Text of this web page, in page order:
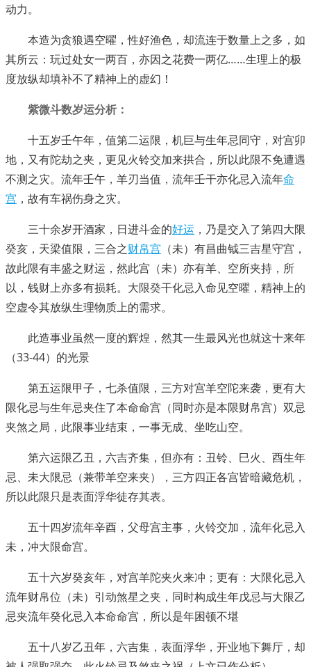
动力。
本造为贪狼遇空曜，性好渔色，却流连于数量上之多，如
其所云：玩过处女一两百，亦因之花费一两亿……生理上的极
度放纵却填补不了精神上的虚幻！
紫微斗数岁运分析：
十五岁壬午年，值第二运限，机巨与生年忌同守，对宫卯
地，又有陀劫之夹，更见火铃交加来拱合，所以此限不免遭遇
不测之灾。流年壬午，羊刃当值，流年壬干亦化忌入流年命
宫 ，故有车祸伤身之灾。
三十余岁开酒家，日进斗金的好运 ，乃是交入了第四大限
癸亥，天梁值限，三合之财帛宫 （未）有昌曲钺三吉星守宫，
故此限有丰盛之财运，然此宫（未）亦有羊、空所夹持，所
以，钱财上亦多有损耗。大限癸干化忌入命见空曜，精神上的
空虚令其放纵生理物质上的需求。
此造事业虽然一度的辉煌，然其一生最风光也就这十来年
（33-44）的光景
第五运限甲子，七杀值限，三方对宫羊空陀来袭，更有大
限化忌与生年忌夹住了本命命宫（同时亦是本限财帛宫）双忌
夹煞之局，此限事业结束，一事无成、坐吃山空。
第六运限乙丑，六吉齐集，但亦有：丑铃、巳火、酉生年
忌、未大限忌（兼带羊空来夹），三方四正各宫皆暗藏危机，
所以此限只是表面浮华徒存其表。
五十四岁流年辛酉，父母宫主事，火铃交加，流年化忌入
未，冲大限命宫。
五十六岁癸亥年，对宫羊陀夹火来冲；更有：大限化忌入
流年财帛位（未）引动煞星之夹，同时构成生年戊忌与大限乙
忌夹流年癸化忌入本命命宫，所以是年困顿不堪
五十八岁乙丑年，六吉集，表面浮华，开业地下舞厅，却